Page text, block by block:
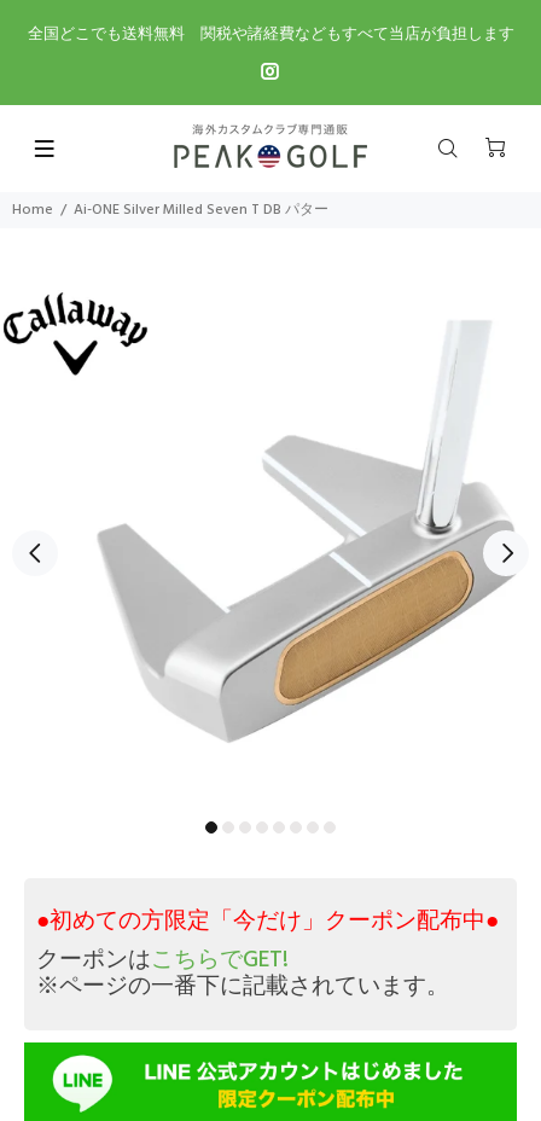
全国どこでも送料無料 関税や諸経費などもすべて当店が負担します
Home Ai-ONE Silver Milled Seven T DB パター
●初めての方限定「今だけ」クーポン配布中●
クーポンはこちらでGET!
※ページの一番下に記載されています。